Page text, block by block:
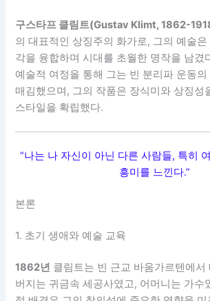
구스타프 클림트(Gustav Klimt, 1862-
의 대표적인 상징주의 화가로, 그의 예술
각을 융합하며 시대를 초월한 명작을 남겼
예술적 여정을 통해 그는 빈 분리파 운동
매김했으며, 그의 작품은 장식미와 상징성
스타일을 확립했다.
“나는 나 자신이 아닌 다른 사람들, 특히
흥미를 느낀다.”
본론
1. 초기 생애와 예술 교육
1862년 클림트는 빈 근교 바움가르텐에서
버지는 귀금속 세공사였고, 어머니는 가수